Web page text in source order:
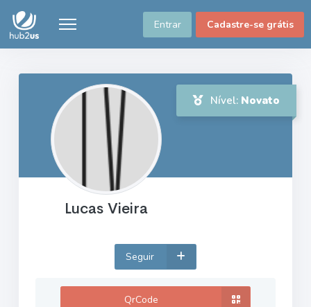
Entrar Cadastre-se grátis
Nível: Novato
Lucas Vieira
Seguir
QrCode